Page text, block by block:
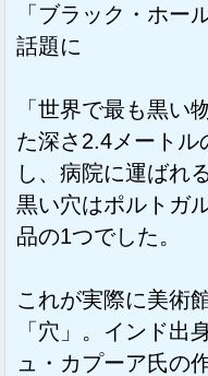
「ブラック・ホー
話題に
「世界で最も黒い
た深さ2.4メート
し、病院に運ばれ
黒い穴はポルトガ
品の1つでした。
これが実際に美術
「穴」。インド出
ュ・カプーア氏の